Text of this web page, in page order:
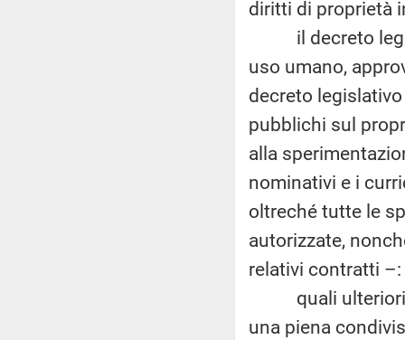
diritti di proprietà
il decreto
uso umano,
decreto
pubblichi sul
alla
nominativi e i
oltreché tutte le
autorizzate,
relativi contratti –:
quali ulteriori
una piena